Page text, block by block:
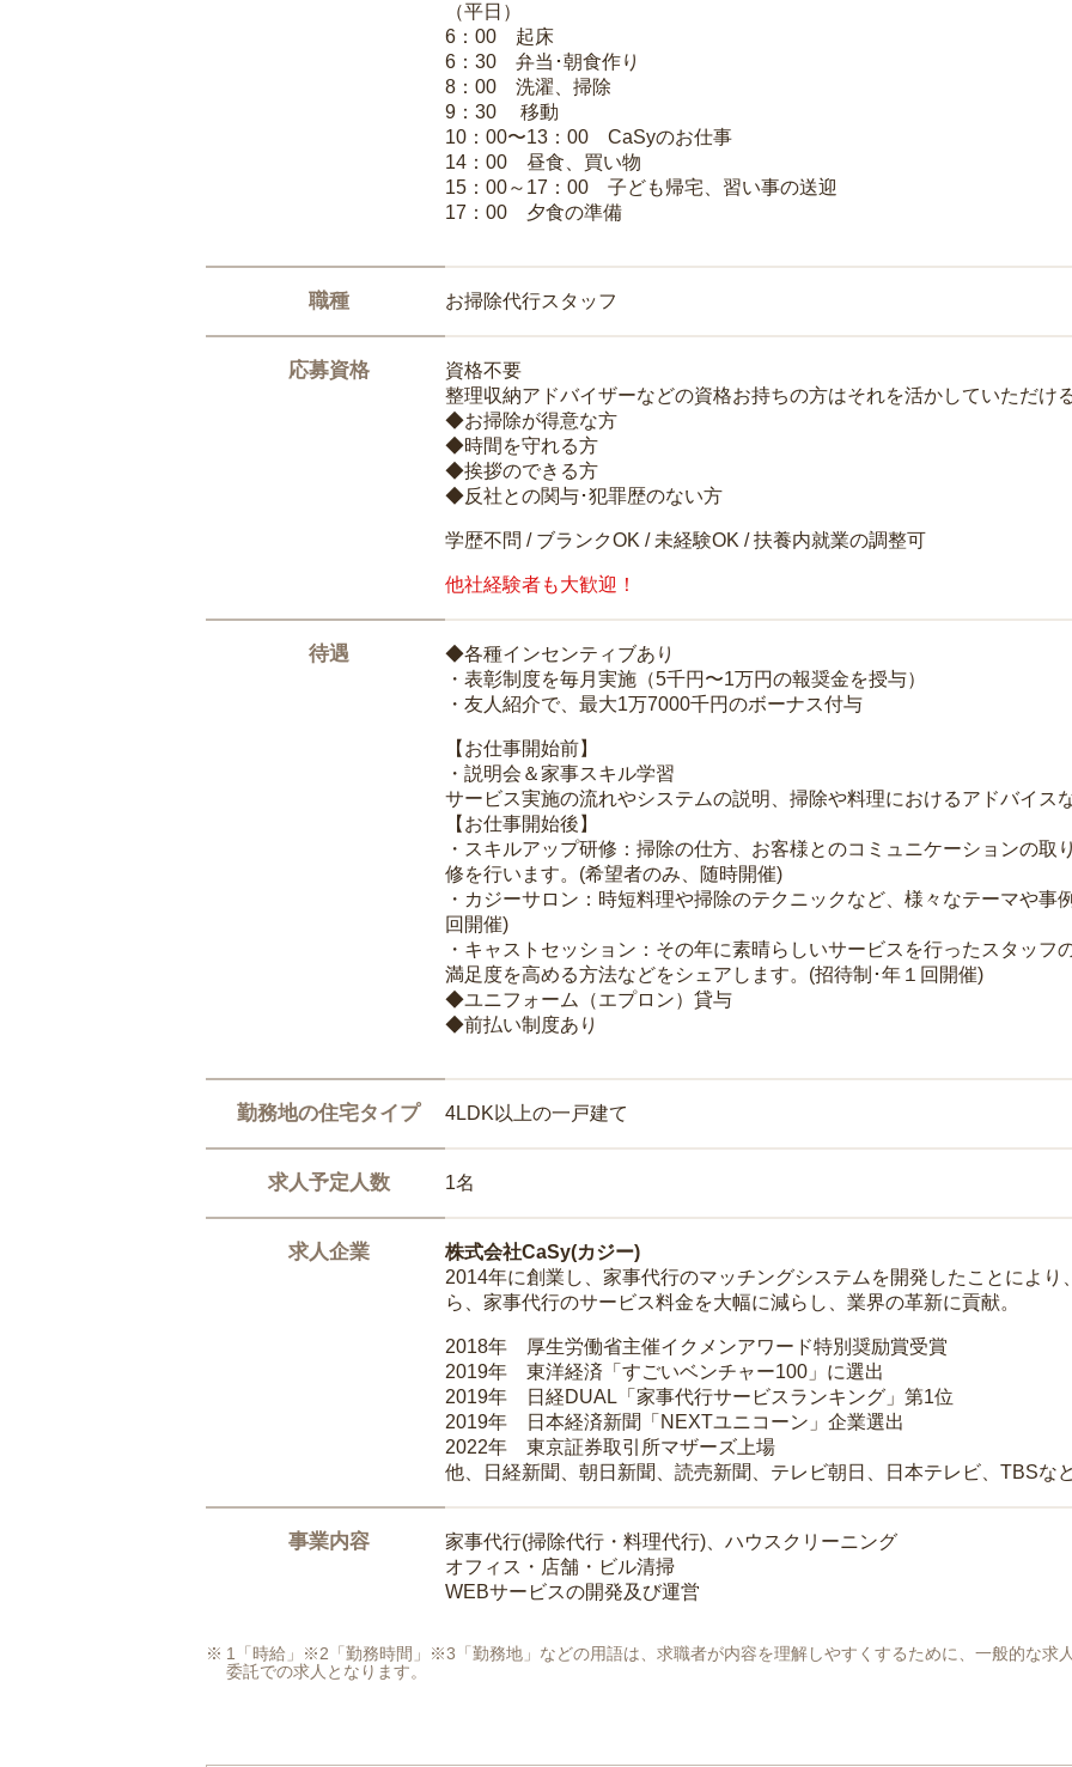
（平日）
6：00 起床
6：30 弁当･朝食作り
8：00 洗濯、掃除
9：30 移動
10：00〜13：00 CaSyのお仕事
14：00 昼食、買い物
15：00～17：00 子ども帰宅、習い事の送迎
17：00 夕食の準備
職種 お掃除代行スタッフ
応募資格
資格不要
整理収納アドバイザーなどの資格お持ちの方はそれを活かしていただけ
◆お掃除が得意な方
◆時間を守れる方
◆挨拶のできる方
◆反社との関与･犯罪歴のない方
学歴不問 / ブランクOK / 未経験OK / 扶養内就業の調整可
他社経験者も大歓迎！
待遇
◆各種インセンティブあり
・表彰制度を毎月実施（5千円〜1万円の報奨金を授与）
・友人紹介で、最大1万7000千円のボーナス付与
【お仕事開始前】
・説明会＆家事スキル学習
サービス実施の流れやシステムの説明、掃除や料理におけるアドバイス
【お仕事開始後】
・スキルアップ研修：掃除の仕方、お客様とのコミュニケーションの
修を行います。(希望者のみ、随時開催)
・カジーサロン：時短料理や掃除のテクニックなど、様々なテーマや事
回開催)
・キャストセッション：その年に素晴らしいサービスを行ったスタッ
満足度を高める方法などをシェアします。(招待制･年１回開催)
◆ユニフォーム（エプロン）貸与
◆前払い制度あり
勤務地の住宅タイプ 4LDK以上の一戸建て
求人予定人数 1名
求人企業
株式会社CaSy(カジー)
2014年に創業し、家事代行のマッチングシステムを開発したことによ
ら、家事代行のサービス料金を大幅に減らし、業界の革新に貢献。
2018年 厚生労働省主催イクメンアワード特別奨励賞受賞
2019年 東洋経済「すごいベンチャー100」に選出
2019年 日経DUAL「家事代行サービスランキング」第1位
2019年 日本経済新聞「NEXTユニコーン」企業選出
2022年 東京証券取引所マザーズ上場
他、日経新聞、朝日新聞、読売新聞、テレビ朝日、日本テレビ、TBSな
事業内容
家事代行(掃除代行・料理代行)、ハウスクリーニング
オフィス・店舗・ビル清掃
WEBサービスの開発及び運営
1「時給」※2「勤務時間」※3「勤務地」などの用語は、求職者が内容を理解しやすくするために、一般的な求
委託での求人となります。